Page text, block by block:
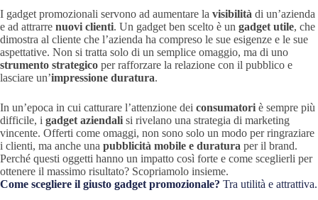
I gadget promozionali servono ad aumentare la visibilità di un’azienda
e ad attrarre nuovi clienti. Un gadget ben scelto è un gadget utile, che
dimostra al cliente che l’azienda ha compreso le sue esigenze e le sue
aspettative. Non si tratta solo di un semplice omaggio, ma di uno
strumento strategico per rafforzare la relazione con il pubblico e
lasciare un’impressione duratura.
In un’epoca in cui catturare l’attenzione dei consumatori è sempre più
difficile, i gadget aziendali si rivelano una strategia di marketing
vincente. Offerti come omaggi, non sono solo un modo per ringraziare
i clienti, ma anche una pubblicità mobile e duratura per il brand.
Perché questi oggetti hanno un impatto così forte e come sceglierli per
ottenere il massimo risultato? Scopriamolo insieme.
Come scegliere il giusto gadget promozionale? Tra utilità e attrattiva.